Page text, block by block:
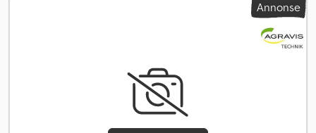
Annonse